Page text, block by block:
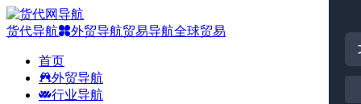
货代导航 外贸导航贸易导航全球贸易
首页
外贸导航
行业导航